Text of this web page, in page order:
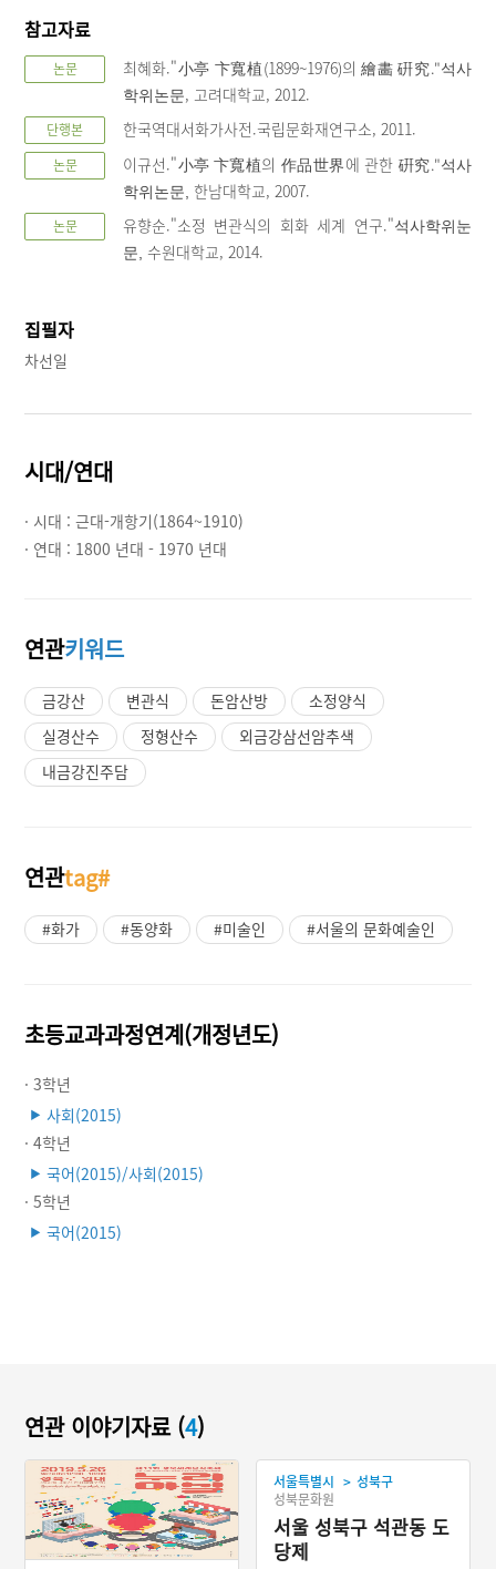
참고자료
논문 최혜화."小亭 卞寬植(1899~1976)의 繪畵 硏究."석사
학위논문, 고려대학교, 2012.
단행본 한국역대서화가사전.국립문화재연구소, 2011.
논문 이규선."小亭 卞寬植의 作品世界에 관한 硏究."석사
학위논문,
한남대학교, 2007.
논문 유향순."소정 변관식의 회화 세계 연구."석사학위눈
문, 수원대학교, 2014.
집필자
차선일
시대/연대
· 시대 :근대-개항기(1864~1910)
· 연대 : 1800 년대 - 1970 년대
연관키워드
금강산 변관식 돈암산방
소정양식
실경산수
정형산수
외금강삼선암추색
내금강진주담
연관tag#
#화가 #동양화 #미술인 #서울의 문화예술인
초등교과과정연계(개정년도)
· 3학년
▶ 사회(2015)
· 4학년
▶ 국어(2015)/사회(2015)
· 5학년
▶ 국어(2015)
연관 이야기자료 (4)
서울특별시 > 성북구
성북문화원
서울 성북구 석관동 도
당제